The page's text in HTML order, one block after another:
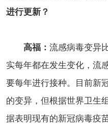
进行更新？
高福： 流感病毒变异
实每年都在发生变化，流
要每年进行接种。目前新
的变异，但根据世界卫生
据表明现有的新冠病毒疫